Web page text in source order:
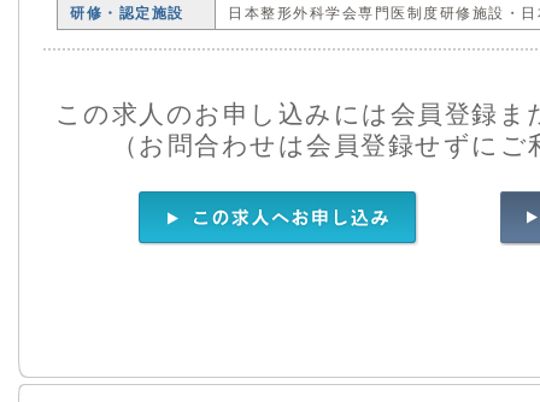
研修・認定施設
日本整形外科学会専門医制度研修施設・
この求人のお申し込みには会員登録
（お問合わせは会員登録せずに